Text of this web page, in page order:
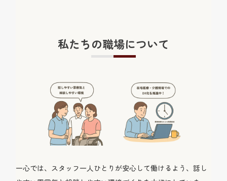
私たちの職場について
一心では、スタッフ一人ひとりが安心して働けるよう、話し